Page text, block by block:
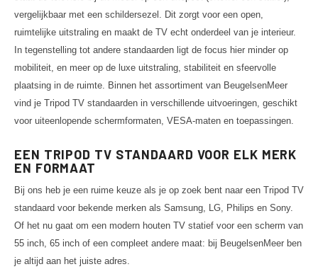
vergelijkbaar met een schildersezel. Dit zorgt voor een open,
ruimtelijke uitstraling en maakt de TV echt onderdeel van je interieur.
In tegenstelling tot andere standaarden ligt de focus hier minder op
mobiliteit, en meer op de luxe uitstraling, stabiliteit en sfeervolle
plaatsing in de ruimte. Binnen het assortiment van BeugelsenMeer
vind je Tripod TV standaarden in verschillende uitvoeringen, geschikt
voor uiteenlopende schermformaten, VESA-maten en toepassingen.
EEN TRIPOD TV STANDAARD VOOR ELK MERK
EN FORMAAT
Bij ons heb je een ruime keuze als je op zoek bent naar een Tripod TV
standaard voor bekende merken als Samsung, LG, Philips en Sony.
Of het nu gaat om een modern houten TV statief voor een scherm van
55 inch, 65 inch of een compleet andere maat: bij BeugelsenMeer ben
je altijd aan het juiste adres.